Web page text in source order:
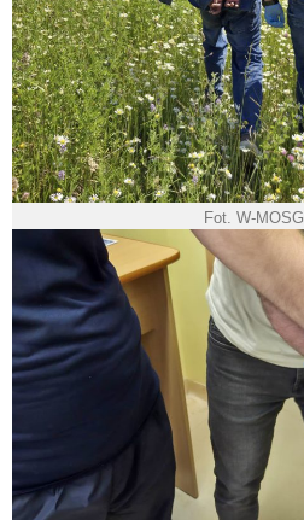
Fot. W-MOSG